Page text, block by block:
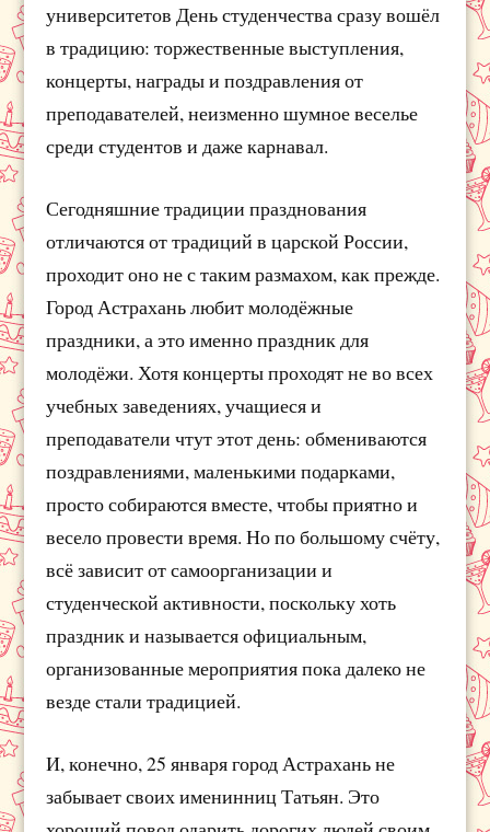
университетов День студенчества сразу вошёл
в традицию: торжественные выступления,
концерты, награды и поздравления от
преподавателей, неизменно шумное веселье
среди студентов и даже карнавал.
Сегодняшние традиции празднования
отличаются от традиций в царской России,
проходит оно не с таким размахом, как прежде.
Город Астрахань любит молодёжные
праздники, а это именно праздник для
молодёжи. Хотя концерты проходят не во всех
учебных заведениях, учащиеся и
преподаватели чтут этот день: обмениваются
поздравлениями, маленькими подарками,
просто собираются вместе, чтобы приятно и
весело провести время. Но по большому счёту,
всё зависит от самоорганизации и
студенческой активности, поскольку хоть
праздник и называется официальным,
организованные мероприятия пока далеко не
везде стали традицией.
И, конечно, 25 января город Астрахань не
забывает своих именинниц Татьян. Это